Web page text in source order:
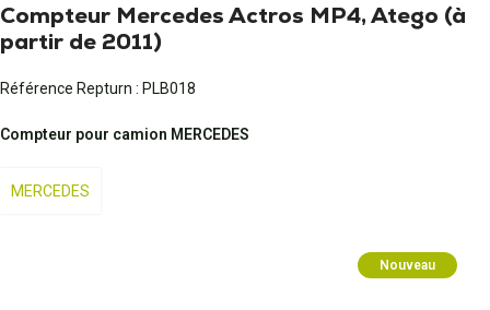
Compteur Mercedes Actros MP4, Atego (à
partir de 2011)
Référence Repturn : PLB018
Compteur pour camion MERCEDES
MERCEDES
Nouveau